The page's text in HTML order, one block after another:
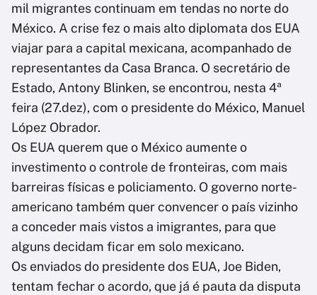
mil migrantes continuam em tendas no norte do
México. A crise fez o mais alto diplomata dos EUA
viajar para a capital mexicana, acompanhado de
representantes da Casa Branca. O secretário de
Estado, Antony Blinken, se encontrou, nesta 4ª
feira (27.dez), com o presidente do México, Manuel
López Obrador.
Os EUA querem que o México aumente o
investimento o controle de fronteiras, com mais
barreiras físicas e policiamento. O governo norte-
americano também quer convencer o país vizinho
a conceder mais vistos a imigrantes, para que
alguns decidam ficar em solo mexicano.
Os enviados do presidente dos EUA, Joe Biden,
tentam fechar o acordo, que já é pauta da disputa